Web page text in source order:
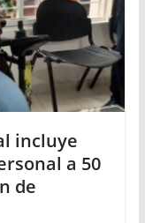
incluye
a 50
de